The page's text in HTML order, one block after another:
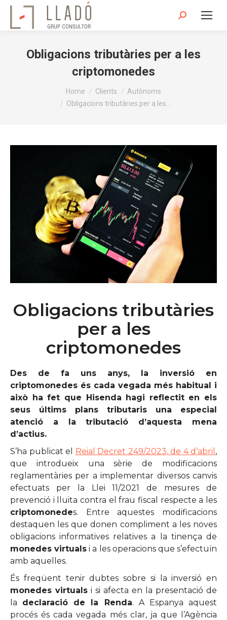
Search:
Obligacions tributàries per a les
criptomonedes
Home Clients
Autònoms
Obligacions tributàries per a les…
Obligacions tributàries
per a les
criptomonedes
Des de fa uns anys, la inversió en
criptomonedes és cada vegada més habitual i
això ha fet que Hisenda hagi reflectit en els
seus últims plans tributaris una especial
atenció a la tributació d’aquesta mena
d’actius.
S’ha publicat el Reial Decret 249/2023, de 4 d’abril ,
que introdueix una sèrie de modificacions
reglamentàries per a implementar diversos canvis
efectuats per la Llei 11/2021 de mesures de
prevenció i lluita contra el frau fiscal respecte a les
criptomonedes. Entre aquestes modificacions
destaquen les que donen compliment a les noves
obligacions informatives relatives a la tinença de
monedes virtuals i a les operacions que s’efectuïn
amb aquelles.
És freqüent tenir dubtes sobre si la inversió en
monedes virtuals i si afecta en la presentació de
la declaració de la Renda. A Espanya aquest
procés és cada vegada més clar, ja que l’Agència